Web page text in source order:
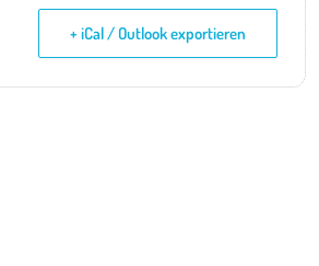
+ iCal / Outlook exportieren